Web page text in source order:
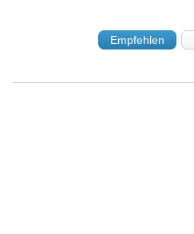
Empfehlen